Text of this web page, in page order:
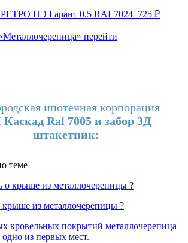
РЕТРО ПЭ Гарант 0.5 RAL7024 725 ₽
перейти
ипотечная корпорация
Ral 7005 и забор 3Д
штакетник:
теме
из металлочерепицы ?
кровельных покрытий металлочерепица
из первых мест.